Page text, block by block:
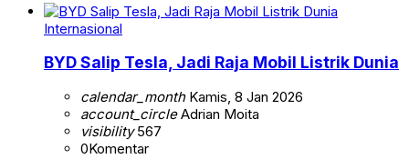
Internasional
BYD Salip Tesla, Jadi Raja Mobil Listrik Dunia
calendar_monthKamis, 8 Jan 2026
account_circleAdrian Moita
visibility567
0Komentar